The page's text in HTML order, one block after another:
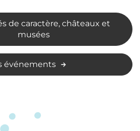
de caractère, châteaux et
musées
événements